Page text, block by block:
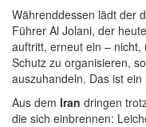
Währenddessen lädt der
Führer Al Jolani, der
auftritt, erneut ein –
Schutz zu organisieren,
auszuhandeln. Das ist
Aus dem Iran dringen
die sich einbrennen: